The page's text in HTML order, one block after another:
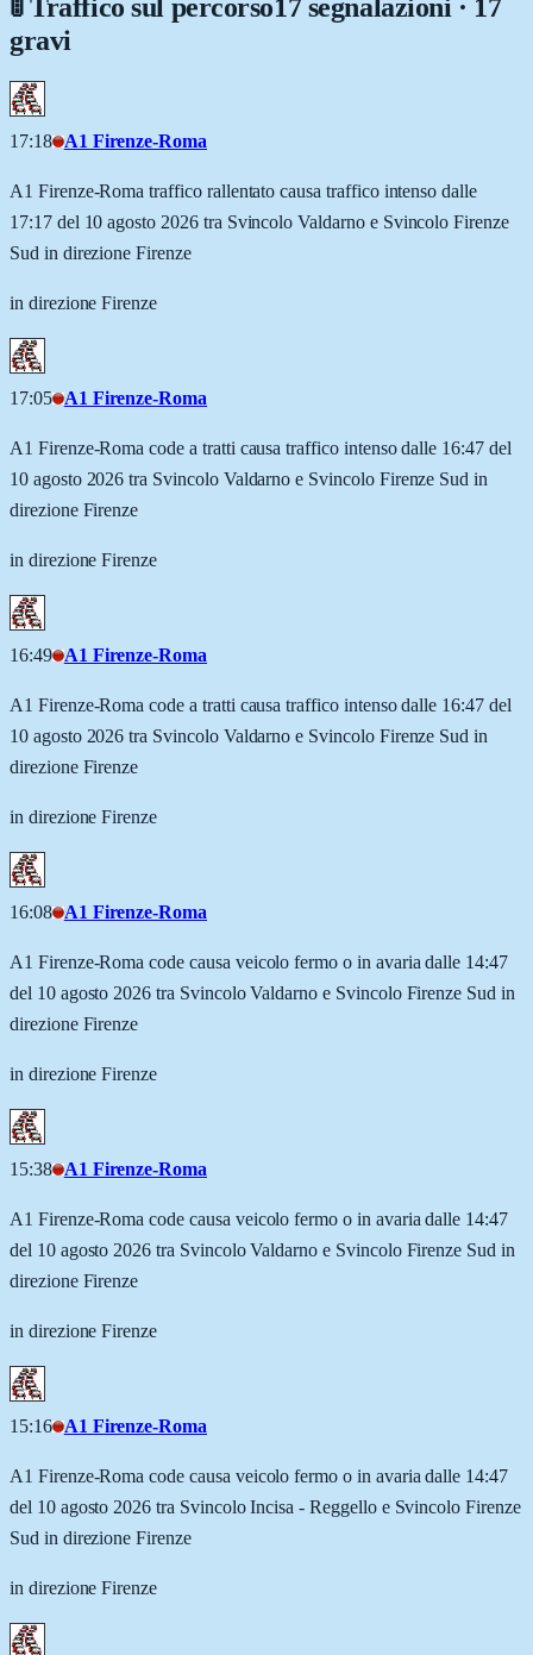
🚦 Traffico sul percorso17 segnalazioni · 17
gravi
17:18 A1 Firenze-Roma
A1 Firenze-Roma traffico rallentato causa traffico intenso dalle
17:17 del 10 agosto 2026 tra Svincolo Valdarno e Svincolo Firenze
Sud in direzione Firenze
in direzione Firenze
17:05 A1 Firenze-Roma
A1 Firenze-Roma code a tratti causa traffico intenso dalle 16:47 del
10 agosto 2026 tra Svincolo Valdarno e Svincolo Firenze Sud in
direzione Firenze
in direzione Firenze
16:49 A1 Firenze-Roma
A1 Firenze-Roma code a tratti causa traffico intenso dalle 16:47 del
10 agosto 2026 tra Svincolo Valdarno e Svincolo Firenze Sud in
direzione Firenze
in direzione Firenze
16:08 A1 Firenze-Roma
A1 Firenze-Roma code causa veicolo fermo o in avaria dalle 14:47
del 10 agosto 2026 tra Svincolo Valdarno e Svincolo Firenze Sud in
direzione Firenze
in direzione Firenze
15:38 A1 Firenze-Roma
A1 Firenze-Roma code causa veicolo fermo o in avaria dalle 14:47
del 10 agosto 2026 tra Svincolo Valdarno e Svincolo Firenze Sud in
direzione Firenze
in direzione Firenze
15:16 A1 Firenze-Roma
A1 Firenze-Roma code causa veicolo fermo o in avaria dalle 14:47
del 10 agosto 2026 tra Svincolo Incisa - Reggello e Svincolo Firenze
Sud in direzione Firenze
in direzione Firenze